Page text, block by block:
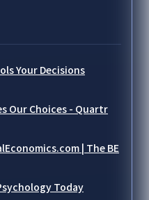
Your Decisions
Our Choices - Quartr
| The BE
Today